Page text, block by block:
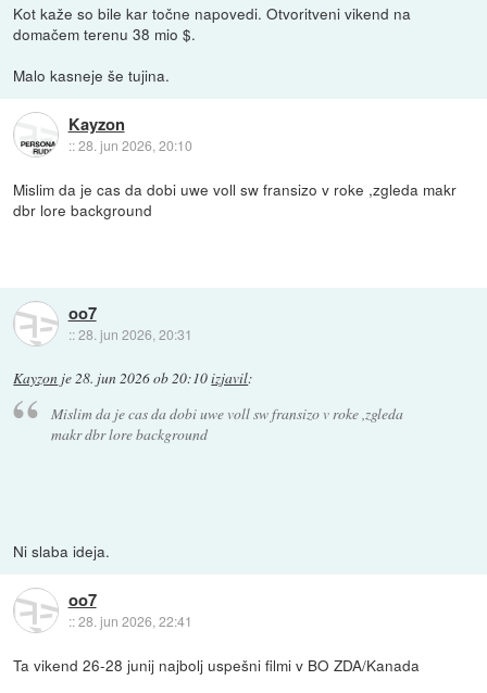
Kot kaže so bile kar točne napovedi. Otvoritveni vikend na
domačem terenu 38 mio $.
Malo kasneje še tujina.
Kayzon
::28. jun 2026, 20:10
Mislim da je cas da dobi uwe voll sw fransizo v roke ,zgleda makr
dbr lore background
oo7
::28. jun 2026, 20:31
Kayzon je28. jun 2026 ob 20:10izjavil:
Mislim da je cas da dobi uwe voll sw fransizo v roke ,zgleda
makr dbr lore background
Ni slaba ideja.
oo7
::28. jun 2026, 22:41
Ta vikend 26-28 junij najbolj uspešni filmi v BO ZDA/Kanada